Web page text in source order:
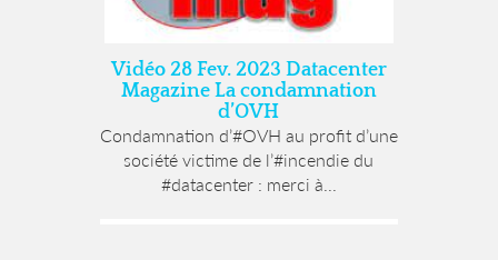
Vidéo 28 Fev. 2023 Datacenter
Magazine La condamnation
d’OVH
Condamnation d’#OVH au profit d’une
société victime de l’#incendie du
#datacenter : merci à...